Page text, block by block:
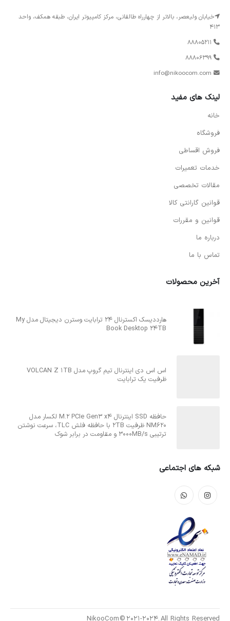
خیابان ولیعصر، بالاتر از چهارراه طالقانی، مرکز کامپیوتر ایران، طبقه همکف، واحد
413
88805211
88806399
info@nikoocom.com
لینک های مفید
خانه
فروشگاه
فروش اقساطی
خدمات تعمیرات
مقالات تخصصی
قوانین گارانتی کالا
قوانین و مقررات
درباره ما
تماس با ما
آخرین محصولات
هارددیسک اکسترنال 24 ترابایت وسترن دیجیتال مدل My
Book Desktop 24TB
اس اس دی اینترنال تیم گروپ مدل VOLCAN Z 1TB
ظرفیت یک ترابایت
حافظه SSD اینترنال M.2 PCIe Gen3 x4 لکسار مدل
NM620 ظرفیت 2TB با حافظه فلش TLC، سرعت نوشتن
ترتیبی 3000MB/s و مقاومت در برابر شوک
شبکه های اجتماعی
NikooCom © 2021-2024. All Rights Reserved